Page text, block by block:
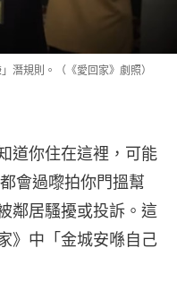
潛規則。（《愛回家》劇照）
道你住在這裡，可能
會過嚟拍你門搵幫
鄰居騷擾或投訴。這
》中「金城安喺自己